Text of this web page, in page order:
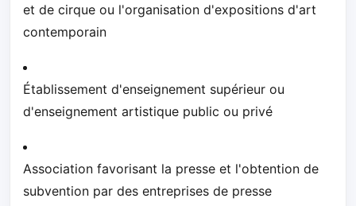
et de cirque ou l'organisation d'expositions d'art
contemporain
Établissement d'enseignement supérieur ou
d'enseignement artistique public ou privé
Association favorisant la presse et l'obtention de
subvention par des entreprises de presse